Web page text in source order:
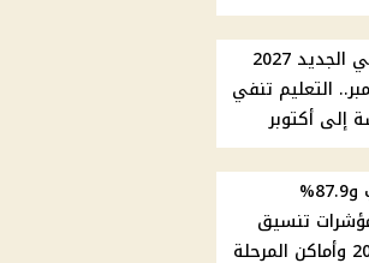
العام الدراسي الجديد 2027
سبتمبر.. التعليم تنفي
إلى أكتوبر
92.8% للطب و87.9%
تنسيق
الجامعات 2026 وأماكن المرحلة